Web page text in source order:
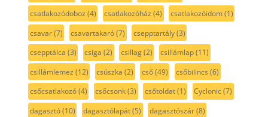
csatlakozódoboz (4) csatlakozóház (4) csatlakozóidom(1)
csavar(7) csavartakaró(7) csepptartály(3)
csepptálca (3) csiga (2) csillag(2) csillámlap(11)
csillámlemez (12) csúszka (2) cső(49) csőbilincs (6)
csőcsatlakozó(4) csőcsonk(3) csőtoldat(1) Cyclonic(7)
dagasztó(10) dagasztólapát(5) dagasztószár(8)